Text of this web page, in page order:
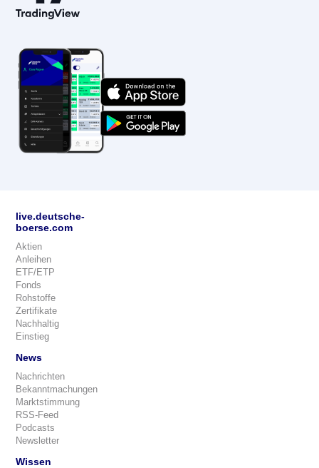
live.deutsche-
boerse.com
Aktien
Anleihen
ETF/ETP
Fonds
Rohstoffe
Zertifikate
Nachhaltig
Einstieg
News
Nachrichten
Bekanntmachungen
Marktstimmung
RSS-Feed
Podcasts
Newsletter
Wissen